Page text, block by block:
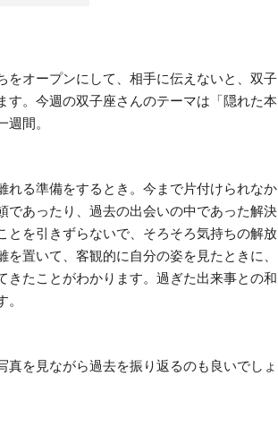
オープンにして、相手に伝えないと、双子
す。今週の双子座さんのテーマは「隠れた本
間。
れる準備をするとき。今まで片付けられなか
であったり、過去の出会いの中であった解決
とを引きずらないで、そろそろ気持ちの解放
置いて、客観的に自分の姿を見たときに、
たことがわかります。過ぎた出来事との和
を見ながら過去を振り返るのも良いでしょ